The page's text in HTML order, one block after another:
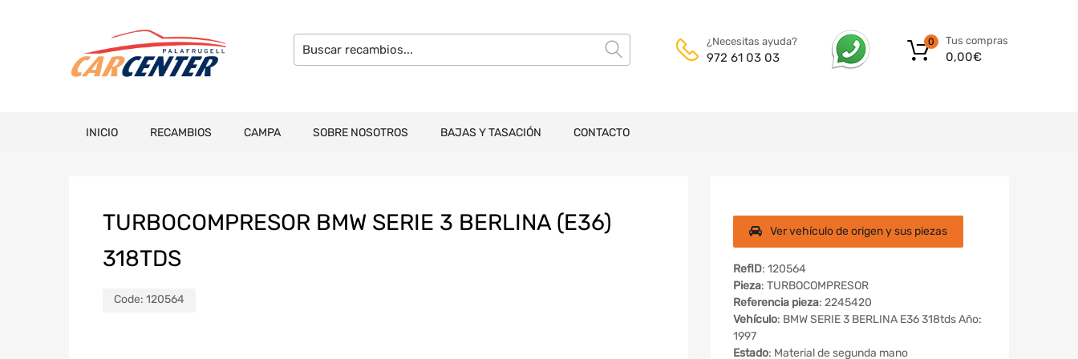
¿Necesitas ayuda?
972 61 03 03
Tus compras
0,00€
0
INICIO RECAMBIOS CAMPA SOBRE NOSOTROS BAJAS Y TASACIÓN CONTACTO
TURBOCOMPRESOR BMW SERIE 3 BERLINA (E36)
318TDS
Code: 120564
Ver vehículo de origen y sus piezas
RefID: 120564
Pieza: TURBOCOMPRESOR
Referencia pieza: 2245420
Vehículo: BMW SERIE 3 BERLINA E36 318tds Año:
1997
Estado: Material de segunda mano